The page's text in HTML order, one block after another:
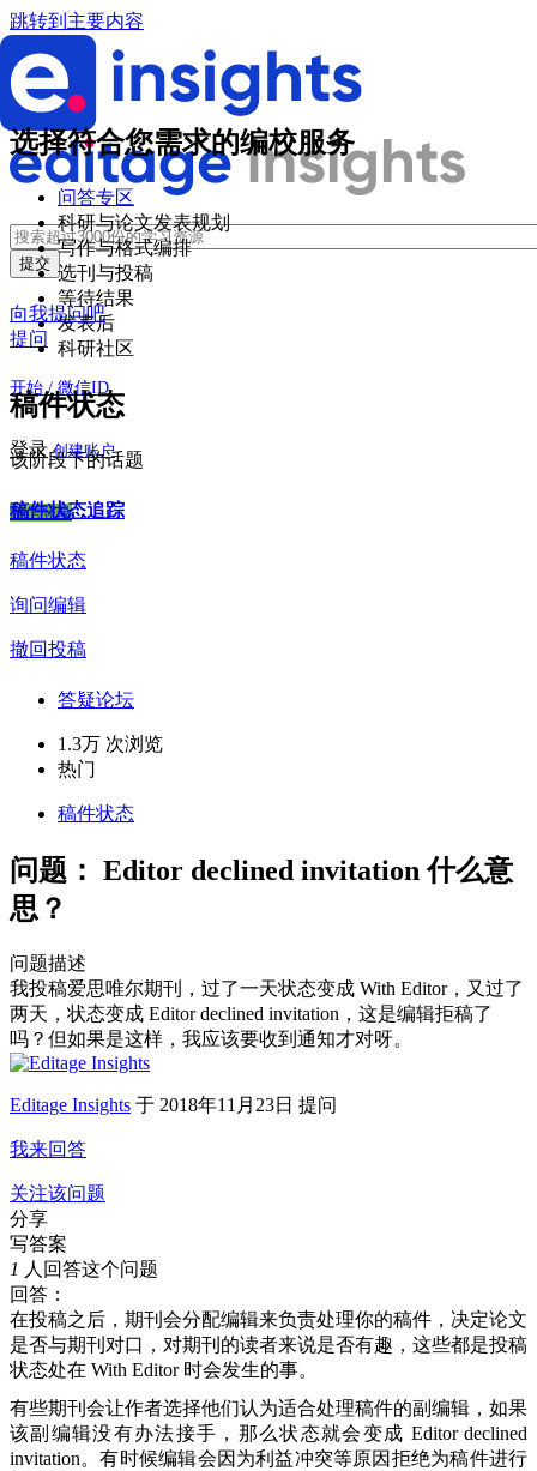
跳转到主要内容
向我提问吧
提问
开始 / 微信ID
登录 创建账户
微信登录
选择符合您需求的编校服务
问答专区
科研与论文发表规划
写作与格式编排
选刊与投稿
等待结果
发表后
科研社区
稿件状态
该阶段下的话题
稿件状态追踪
稿件状态
询问编辑
撤回投稿
答疑论坛
1.3万 次浏览
热门
稿件状态
问题： Editor declined invitation 什么意
思？
问题描述
我投稿爱思唯尔期刊，过了一天状态变成 With Editor，又过了
两天，状态变成 Editor declined invitation，这是编辑拒稿了
吗？但如果是这样，我应该要收到通知才对呀。
Editage Insights 于 2018年11月23日 提问
我来回答
关注该问题
分享
写答案
1 人回答这个问题
回答：
在投稿之后，期刊会分配编辑来负责处理你的稿件，决定论文
是否与期刊对口，对期刊的读者来说是否有趣，这些都是投稿
状态处在 With Editor 时会发生的事。
有些期刊会让作者选择他们认为适合处理稿件的副编辑，如果
该副编辑没有办法接手，那么状态就会变成 Editor declined
invitation。有时候编辑会因为利益冲突等原因拒绝为稿件进行